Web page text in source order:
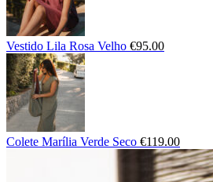
Vestido Lila Rosa Velho €95.00
Colete Marília Verde Seco €119.00